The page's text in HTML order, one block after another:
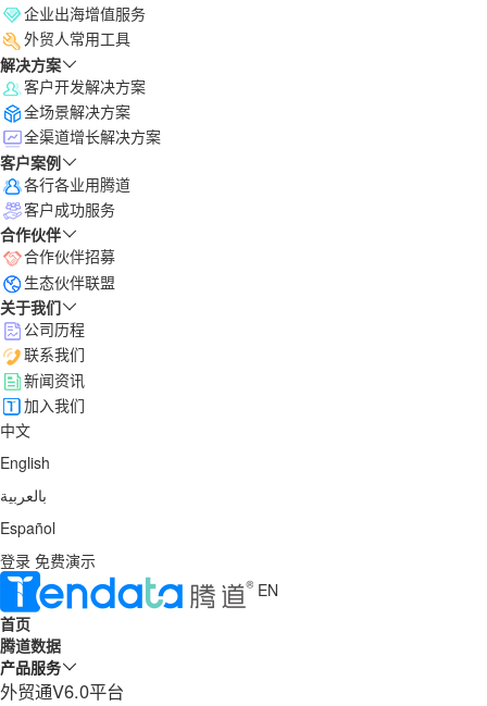
企业出海增值服务
外贸人常用工具
解决方案
客户开发解决方案
全场景解决方案
全渠道增长解决方案
客户案例
各行各业用腾道
客户成功服务
合作伙伴
合作伙伴招募
生态伙伴联盟
关于我们
公司历程
联系我们
新闻资讯
加入我们
中文
English
بالعربية
Español
登录 免费演示
EN
首页
腾道数据
产品服务
外贸通V6.0平台